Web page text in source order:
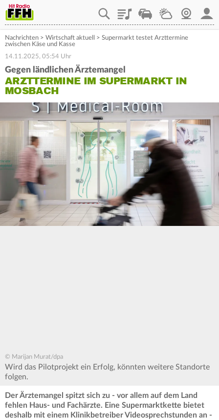
PlaylistStaupilotWetterWebcam
Nachrichten > Wirtschaft aktuell > Supermarkt testet Arzttermine
zwischen Käse und Kasse
14.11.2025, 05:54 Uhr
Gegen ländlichen Ärztemangel
ARZTTERMINE IM SUPERMARKT IN
MOSBACH
© Marijan Murat/dpa
Wird das Pilotprojekt ein Erfolg, könnten weitere Standorte
folgen.
Der Ärztemangel spitzt sich zu - vor allem auf dem Land
fehlen Haus- und Fachärzte. Eine Supermarktkette bietet
deshalb mit einem Klinikbetreiber Videosprechstunden an -